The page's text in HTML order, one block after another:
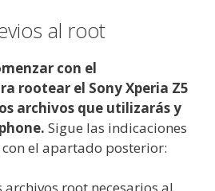
al root
con el
rootear el Sony Xperia Z5
archivos que utilizarás y
Sigue las indicaciones
el apartado posterior: